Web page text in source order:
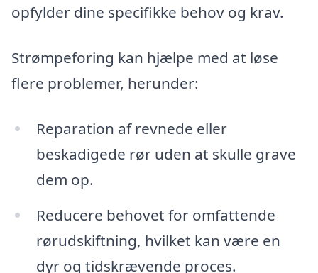
opfylder dine specifikke behov og krav.
Strømpeforing kan hjælpe med at løse
flere problemer, herunder:
Reparation af revnede eller
beskadigede rør uden at skulle grave
dem op.
Reducere behovet for omfattende
rørudskiftning, hvilket kan være en
dyr og tidskrævende proces.